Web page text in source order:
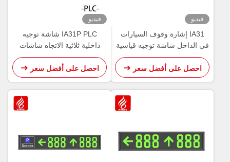
فيديو
IA31 إشارة وقوف السيارات
في الداخل شاشة توجيه قياسية
485 LED PGS
احصل على أفضل سعر
فيديو
IA31P PLC شاشة توجيه
داخلية ثلاثية الاتجاه شاشات
ركن LED
احصل على أفضل سعر